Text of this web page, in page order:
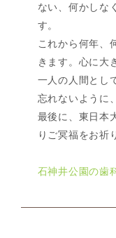
ない、何かしな
す。
これから何年、
きます。心に大
一人の人間とし
忘れないように
最後に、東日本
りご冥福をお祈
石神井公園の歯